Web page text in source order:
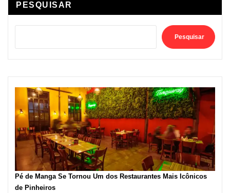
PESQUISAR
Pesquisar
Pé de Manga Se Tornou Um dos Restaurantes Mais Icônicos
de Pinheiros